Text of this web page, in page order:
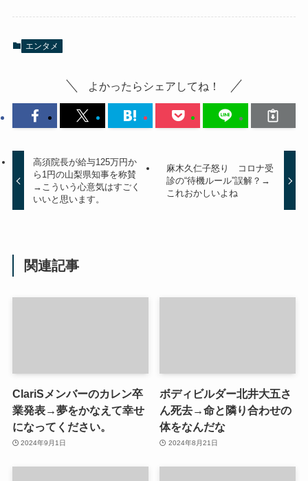
エンタメ
よかったらシェアしてね！
高須院長が給与125万円か
ら1円の山梨県知事を称賛
→こういう心意気はすごく
いいと思います。
麻木久仁子怒り コロナ受
診の“待機ルール”誤解？→
これおかしいよね
関連記事
ClariSメンバーのカレン卒
業発表→夢をかなえて幸せ
になってください。
2024年9月1日
ボディビルダー北井大五さ
ん死去→命と隣り合わせの
体をなんだな
2024年8月21日